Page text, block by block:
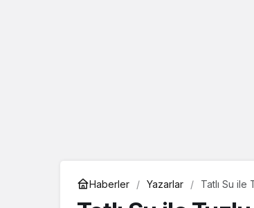
Haberler Yazarlar Tatlı Su ile